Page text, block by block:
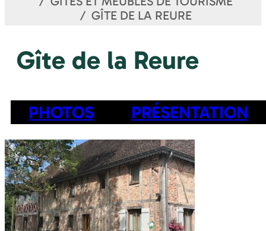
GÎTE DE LA REURE
Gîte de la Reure
PHOTOS PRÉSENTATION